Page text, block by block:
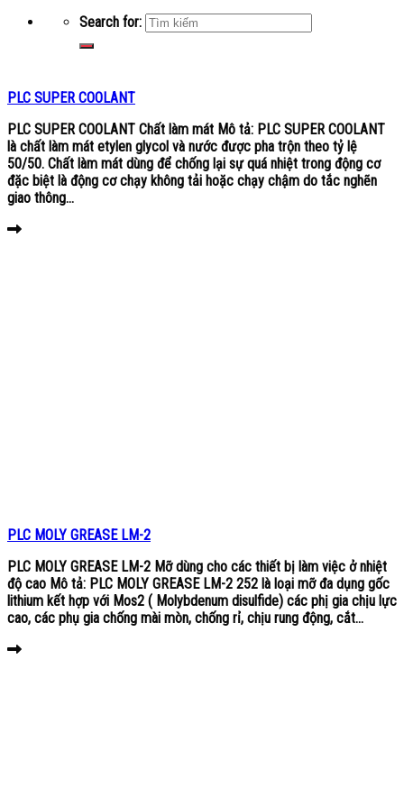
Search for:
PLC SUPER COOLANT
PLC SUPER COOLANT Chất làm mát Mô tả: PLC SUPER COOLANT
là chất làm mát etylen glycol và nước được pha trộn theo tỷ lệ
50/50. Chất làm mát dùng để chống lại sự quá nhiệt trong động cơ
đặc biệt là động cơ chạy không tải hoặc chạy chậm do tắc nghẽn
giao thông...
PLC MOLY GREASE LM-2
PLC MOLY GREASE LM-2 Mỡ dùng cho các thiết bị làm việc ở nhiệt
độ cao Mô tả: PLC MOLY GREASE LM-2 252 là loại mỡ đa dụng gốc
lithium kết hợp với Mos2 ( Molybdenum disulfide) các phị gia chịu lực
cao, các phụ gia chống mài mòn, chống rỉ, chịu rung động, cắt...